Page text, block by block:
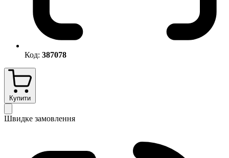
Код: 387078
Купити
Швидке замовлення